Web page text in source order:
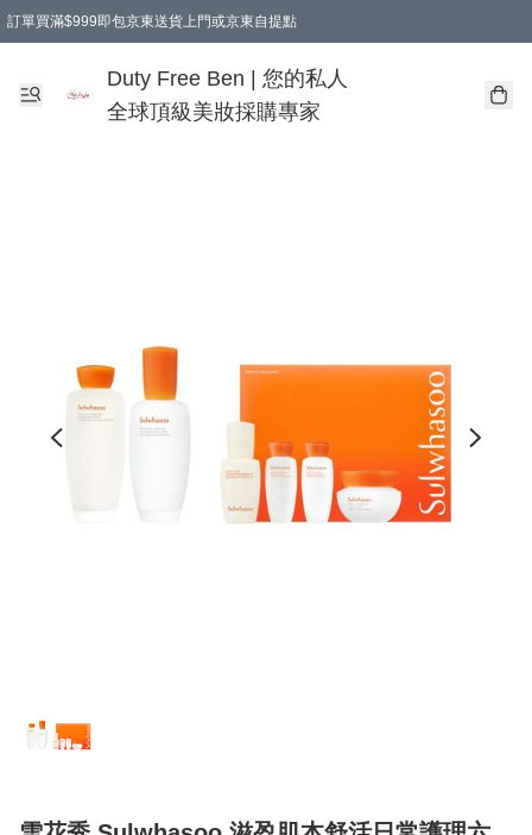
訂單買滿$999即包京東送貨上門或京東自提點
Duty Free Ben | 您的私人
全球頂級美妝採購專家